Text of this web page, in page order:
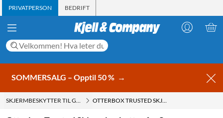
PRIVATPERSON BEDRIFT
SOMMERSALG – Opptil 50 % →
SKJERMBESKYTTER TIL GALAXY A14 5G OTTERBOX TRUSTED SKJERMBESKYTTER FOR SAMSUNG GALAXY A14 OG A14 5G